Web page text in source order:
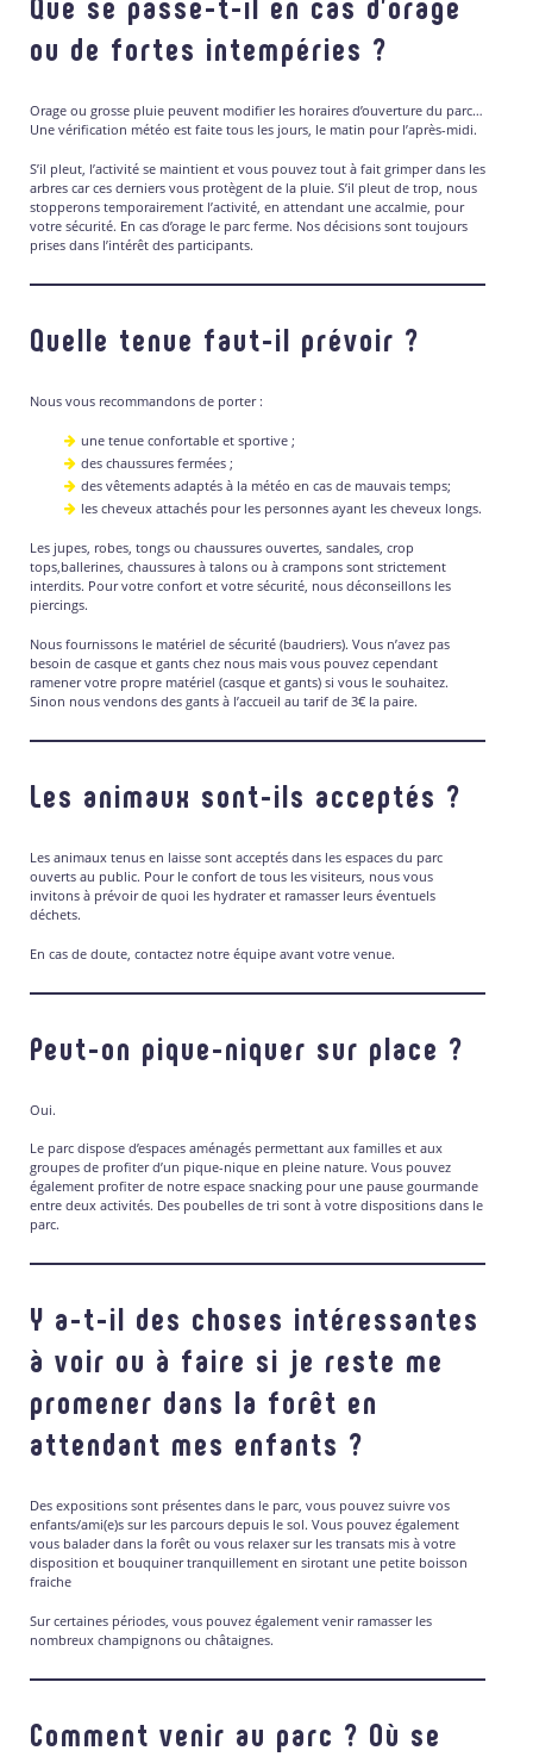
ou de fortes intempéries ?
Orage ou grosse pluie peuvent modifier les horaires d’ouverture du parc…
Une vérification météo est faite tous les jours, le matin pour l’après-midi.
S’il pleut, l’activité se maintient et vous pouvez tout à fait grimper dans les
arbres car ces derniers vous protègent de la pluie. S’il pleut de trop, nous
stopperons temporairement l’activité, en attendant une accalmie, pour
votre sécurité. En cas d’orage le parc ferme. Nos décisions sont toujours
prises dans l’intérêt des participants.
Quelle tenue faut-il prévoir ?
Nous vous recommandons de porter :
une tenue confortable et sportive ;
des chaussures fermées ;
des vêtements adaptés à la météo en cas de mauvais temps;
les cheveux attachés pour les personnes ayant les cheveux longs.
Les jupes, robes, tongs ou chaussures ouvertes, sandales, crop
tops,ballerines, chaussures à talons ou à crampons sont strictement
interdits. Pour votre confort et votre sécurité, nous déconseillons les
piercings.
Nous fournissons le matériel de sécurité (baudriers). Vous n’avez pas
besoin de casque et gants chez nous mais vous pouvez cependant
ramener votre propre matériel (casque et gants) si vous le souhaitez.
Sinon nous vendons des gants à l’accueil au tarif de 3€ la paire.
Les animaux sont-ils acceptés ?
Les animaux tenus en laisse sont acceptés dans les espaces du parc
ouverts au public. Pour le confort de tous les visiteurs, nous vous
invitons à prévoir de quoi les hydrater et ramasser leurs éventuels
déchets.
En cas de doute, contactez notre équipe avant votre venue.
Peut-on pique-niquer sur place ?
Oui.
Le parc dispose d’espaces aménagés permettant aux familles et aux
groupes de profiter d’un pique-nique en pleine nature. Vous pouvez
également profiter de notre espace snacking pour une pause gourmande
entre deux activités. Des poubelles de tri sont à votre dispositions dans le
parc.
Y a-t-il des choses intéressantes
à voir ou à faire si je reste me
promener dans la forêt en
attendant mes enfants ?
Des expositions sont présentes dans le parc, vous pouvez suivre vos
enfants/ami(e)s sur les parcours depuis le sol. Vous pouvez également
vous balader dans la forêt ou vous relaxer sur les transats mis à votre
disposition et bouquiner tranquillement en sirotant une petite boisson
fraiche
Sur certaines périodes, vous pouvez également venir ramasser les
nombreux champignons ou châtaignes.
Comment venir au parc ? Où se